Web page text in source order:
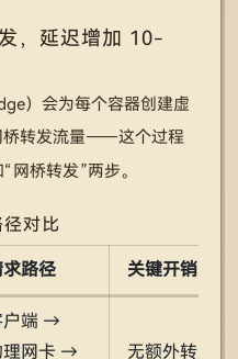
，延迟增加 10-
）会为每个容器创建虚
桥转发流量——这个过程
网桥转发”两步。
径对比
路径 关键开销点
户端 →
理网卡 →
无额外转发